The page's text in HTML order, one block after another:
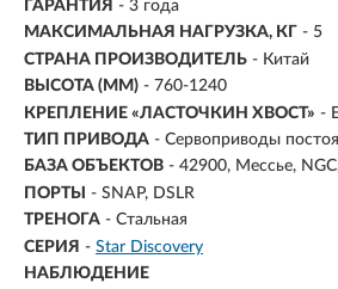
ГАРАНТИЯ - 3 года
МАКСИМАЛЬНАЯ НАГРУЗКА, КГ - 5
СТРАНА ПРОИЗВОДИТЕЛЬ - Китай
ВЫСОТА (ММ) - 760-1240
КРЕПЛЕНИЕ «ЛАСТОЧКИН ХВОСТ» -
ТИП ПРИВОДА - Сервоприводы
БАЗА ОБЪЕКТОВ - 42900, Мессье,
ПОРТЫ
- SNAP, DSLR
ТРЕНОГА - Стальная
СЕРИЯ - Star Discovery
НАБЛЮДЕНИЕ